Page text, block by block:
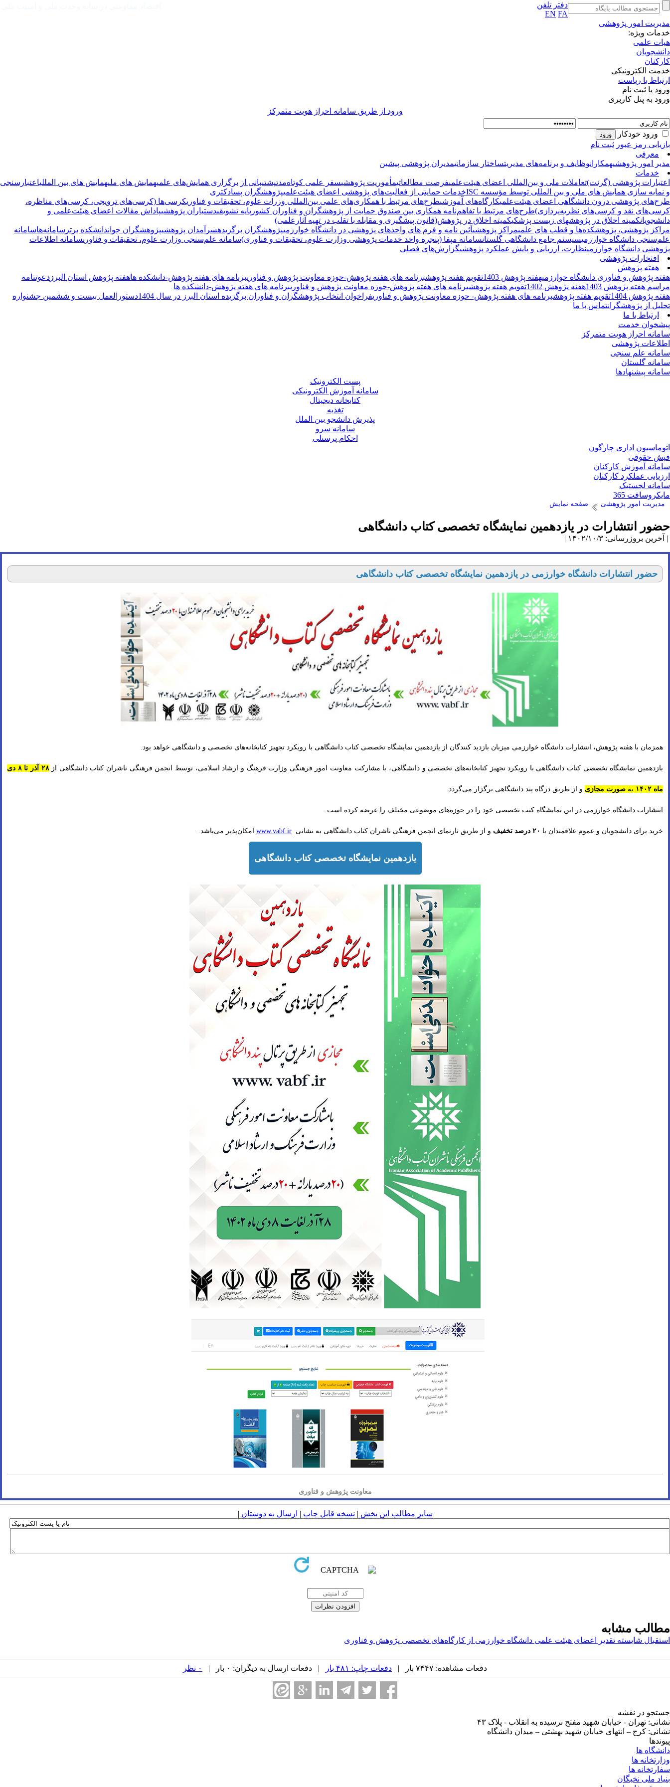
دفتر تلفن
EN FA
مدیریت امور پژوهشی
خدمات ویژه:
هیات علمی
دانشجویان
کارکنان
خدمت الکترونیکی
ارتباط با ریاست
ورود یا ثبت نام
ورود به پنل کاربری
ورود از طريق سامانه احراز هويت متمركز
ورود خودکار
بازیابی رمز عبور ثبت نام
معرفی
مدیر امور پژوهشیهمکارانوظایف و برنامه‌های مدیریتساختار سازمانیمدیران پژوهشی پیشین
خدمات
اعتبارات پژوهشی (گرنت)تعاملات ملی و بین‌المللی اعضای هیئت‌علمیفرصت مطالعاتیمأموریت پژوهشیسفر علمی کوتاه‌مدتپشتیبانی از برگزاری همایش‌های علمیهمایش های ملیهمایش های بین المللیاعتبارسنجی
و نمایه سازی همایش های ملی و بین المللی توسط مؤسسه ISC
خدمات حمایتی از فعالیت‌های پژوهشی اعضای هیئت‌علمیپژوهشگران پسادکتری
طرح‌های پژوهشی درون دانشگاهی اعضای هیئت‌علمیکارگاه‌های آموزشیطرح‌های مرتبط با همکاری‌های علمی بین‌المللی وزرات علوم، تحقیقات و فناوریکرسی‌ها (کرسی‌های ترویجی، کرسی‌های مناظره،
کرسی‌های نقد و کرسی‌های نظریه‌پردازی)طرح‌های مرتبط با تفاهم‌نامه همکاری بین صندوق حمایت از پژوهشگران و فناوران کشور پایه تشویقیدستیاران پژوهشیپاداش مقالات اعضای هیئت‌علمی و
دانشجویانکمیته اخلاق در پژوهشهای زیست پزشکیکمیته اخلاق در پژوهش(قانون پیشگیری و مقابله با تقلب در تهیه آثارعلمی)
مراکز پژوهشی، پژوهشکده‌ها و قطب های علمیمراکز پژوهشیآئین نامه و فرم های واحدهای پژوهشی در دانشگاه خوارزمیپژوهشگران برگزیدهسرآمدان پژوهشیپژوهشگران جواندانشکده برتر سامانه‌هاسامانه
علم‌سنجی دانشگاه خوارزمیسیستم جامع دانشگاهی گلستانسامانه مپفا (پنجره واحد خدمات پژوهشی وزارت علوم، تحقیقات و فناوری)سامانه علم‌سنجی وزارت علوم، تحقیقات و فناوریسامانه اطلاعات
پژوهشی دانشگاه خوارزمینظارت، ارزیابی و پایش عملکرد پژوهشیگزارش‌های فصلی
افتخارات پژوهشی
هفته پژوهش
هفته پژوهش و فناوری دانشگاه خوارزمیهفته پژوهش 1403 تقویم هفته پژوهشبرنامه های هفته پژوهش-حوزه معاونت پژوهش و فناوریبرنامه های هفته پژوهش-دانشکده هاهفته پژوهش استان البرز دعوتنامه
مراسم هفته پژوهش 1403
هفته پژوهش 1402 تقویم هفته پژوهشبرنامه های هفته پژوهش-حوزه معاونت پژوهش و فناوریبرنامه های هفته پژوهش-دانشکده ها
هفته پژوهش 1404
تقویم هفته پژوهشبرنامه های هفته پژوهش- حوزه معاونت پژوهش و فناوریفراخوان انتخاب پژوهشگران و فناوران برگزیده استان البرز در سال 1404
دستورالعمل بیست و ششمین جشنواره
تجلیل از پژوهشگرانتماس با ما
ارتباط با ما
پیشخوان خدمت
سامانه احراز هویت متمرکز
اطلاعات پژوهشی
سامانه علم سنجی
سامانه گلستان
سامانه پیشنهادها
پست الکترونیک
سامانه آموزش الکترونیکی
کتابخانه دیجیتال
تغذیه
پذیرش دانشجو بین الملل
سامانه سرو
احکام پرسنلی
اتوماسیون اداری چارگون
فیش حقوقی
سامانه آموزش کارکنان
ارزیابی عملکرد کارکنان
سامانه لجستیک
مایکروسافت 365
مدیریت امور پژوهشی صفحه نمایش
حضور انتشارات در یازدهمین نمایشگاه تخصصی کتاب دانشگاهی
| آخرین بروزرسانی: ۱۴۰۲/۱۰/۳ |
حضور انتشارات دانشگاه خوارزمی در یازدهمین نمایشگاه تخصصی کتاب دانشگاهی
همزمان با هفته پژوهش، انتشارات دانشگاه خوارزمی میزبان بازدید کنندگان از یازدهمین نمایشگاه تخصصی کتاب دانشگاهی با رویکرد تجهیز کتابخانه‌های تخصصی و دانشگاهی خواهد بود.
یازدهمین نما‌یشگاه تخصصی کتاب دانشگاهی با رویکرد تجهیز کتابخانه‌های تخصصی و دانشگاهی، با مشارکت معاونت امور فرهنگی وزارت فرهنگ و ارشاد اسلامی، توسط انجمن فرهنگی ناشران کتاب دانشگاهی از ۲۸ آذر تا ۸ دی
ماه ۱۴۰۲ به صورت مجازی و از طریق درگاه پند دانشگاهی برگزار می‌گردد.
انتشارات دانشگاه خوارزمی در این نمایشگاه کتب تخصصی خود را در حوزه‌های موضوعی مختلف را عرضه کرده است.
خرید برای دانشجویان و عموم علاقمندان با ۲۰ درصد تخفیف و از طریق تارنمای انجمن فرهنگی ناشران کتاب دانشگاهی به نشانی www.vabf.ir امکان‌پذیر می‌باشد.
یازدهمین نمایشگاه تخصصی کتاب دانشگاهی
معاونت پژوهش و فناوری
سایر مطالب این بخش | نسخه قابل چاپ | ارسال به دوستان |
مطالب مشابه
استقبال شایسته تقدیر اعضای هیئت‌ علمی دانشگاه خوارزمی از ‌کارگاه‌های تخصصی پژوهش و فناوری
دفعات مشاهده: ۷۴۴۷ بار | دفعات چاپ: ۴۸۱ بار | دفعات ارسال به دیگران: ۰ بار | ۰ نظر
جستجو در نقشه
نشانی: تهران - خیابان شهید مفتح نرسیده به انقلاب - پلاک ۴۳
نشانی: کرج – انتهای خیابان شهید بهشتی – میدان دانشگاه
پیوندها
دانشگاه ها
وزارتخانه ها
سفارتخانه ها
بنیاد ملی نخبگان